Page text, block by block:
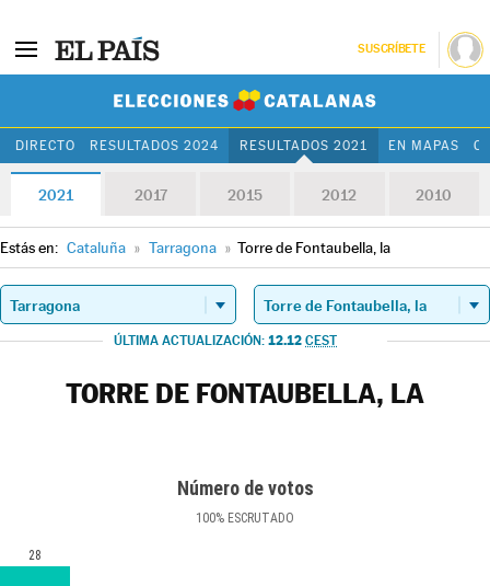
SUSCRÍBETE
DIRECTO RESULTADOS 2024 RESULTADOS 2021 EN MAPAS
2021 2017 2015 2012 2010
Estás en: Cataluña » Tarragona » Torre de Fontaubella, la
ÚLTIMA ACTUALIZACIÓN: 12.12 CEST
TORRE DE FONTAUBELLA, LA
Número de votos
100% ESCRUTADO
28